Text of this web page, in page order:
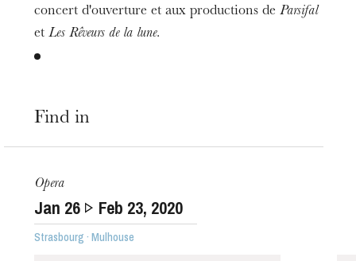
The OnR with you
Guided tours of the Opera
concert d'ouverture et aux productions deParsifal
etLes Rêveurs de la lune.
Find in
Opera
Jan 26 Feb 23, 2020
Strasbourg · Mulhouse